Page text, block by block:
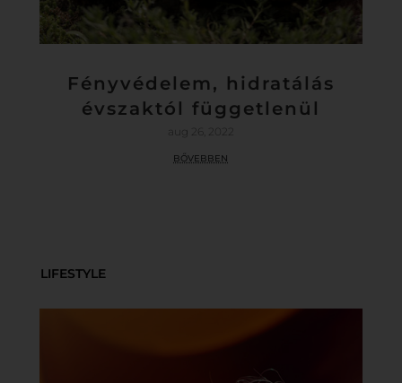
Fényvédelem, hidratálás
évszaktól függetlenül
aug 26, 2022
bővebben
LIFESTYLE